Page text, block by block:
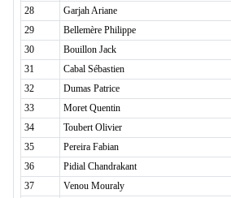
28
Garjah Ariane
29
Bellemère Philippe
30
Bouillon Jack
31
Cabal Sébastien
32
Dumas Patrice
33
Moret Quentin
34
Toubert Olivier
35
Pereira Fabian
36
Pidial Chandrakant
37
Venou Mouraly